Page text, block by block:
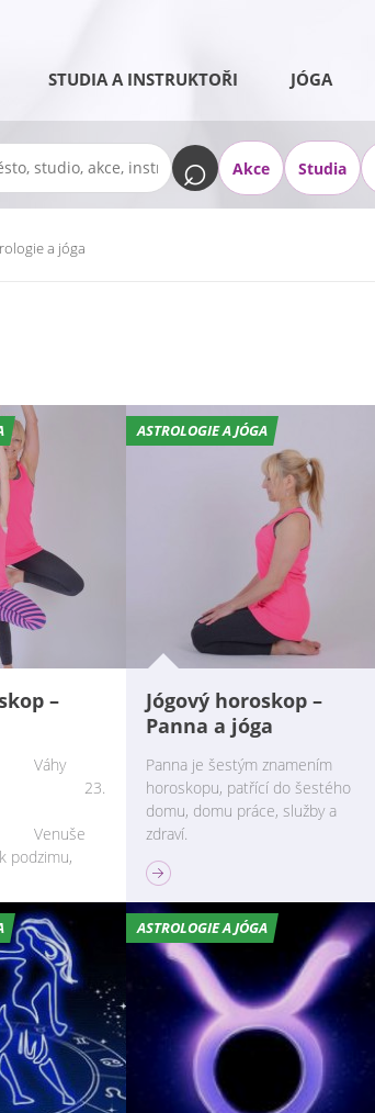
STUDIA A INSTRUKTOŘI JÓGA
Akce Studia
a jóga
–
23.
podzimu,
ASTROLOGIE A JÓGA
Jógový horoskop –
Panna a jóga
Panna je šestým znamením
horoskopu, patřící do šestého
domu, domu práce, služby a
zdraví.
ASTROLOGIE A JÓGA